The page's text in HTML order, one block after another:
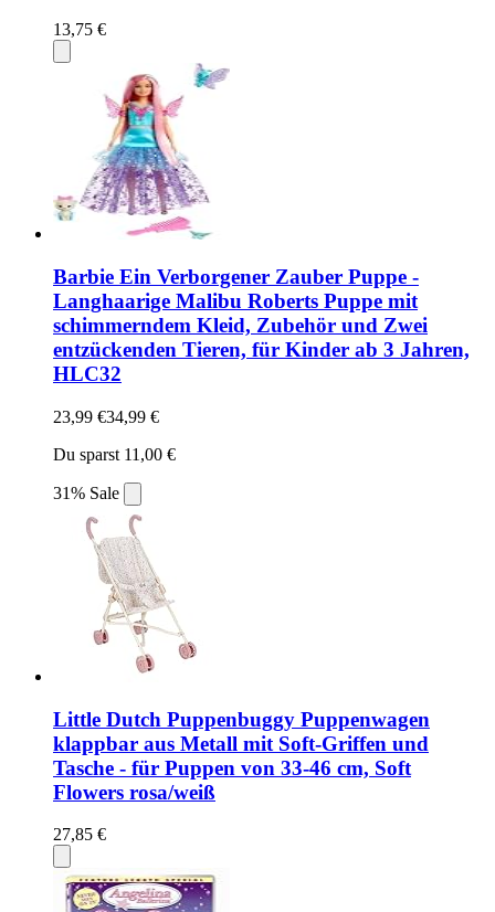
13,75 €
Barbie Ein Verborgener Zauber Puppe -
Langhaarige Malibu Roberts Puppe mit
schimmerndem Kleid, Zubehör und Zwei
entzückenden Tieren, für Kinder ab 3 Jahren,
HLC32
23,99 €34,99 €
Du sparst 11,00 €
31% Sale
Little Dutch Puppenbuggy Puppenwagen
klappbar aus Metall mit Soft-Griffen und
Tasche - für Puppen von 33-46 cm, Soft
Flowers rosa/weiß
27,85 €